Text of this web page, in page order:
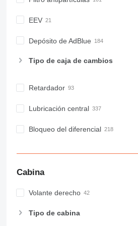
EEV
Depósito de AdBlue
Tipo de caja de cambios
Retardador
Lubricación central
Bloqueo del diferencial
Cabina
Volante derecho
Tipo de cabina